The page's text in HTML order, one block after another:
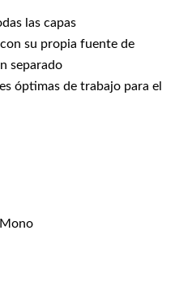
las capas
su propia fuente de
separado
óptimas de trabajo para el